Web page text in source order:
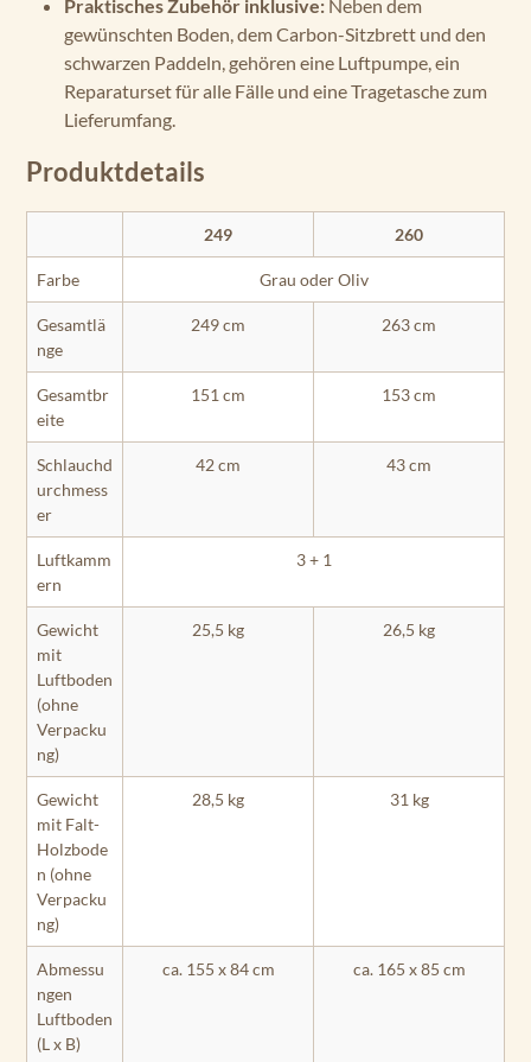
Praktisches Zubehör inklusive: Neben dem
gewünschten Boden, dem Carbon-Sitzbrett und den
schwarzen Paddeln, gehören eine Luftpumpe, ein
Reparaturset für alle Fälle und eine Tragetasche zum
Lieferumfang.
Produktdetails
249 260
Farbe Grau oder Oliv
Gesamtlä
nge
249 cm 263 cm
Gesamtbr
eite
151 cm 153 cm
Schlauchd
urchmess
er
42 cm 43 cm
Luftkamm
ern
3 + 1
Gewicht
mit
Luftboden
(ohne
Verpacku
ng)
25,5 kg 26,5 kg
Gewicht
mit Falt-
Holzbode
n (ohne
Verpacku
ng)
28,5 kg 31 kg
Abmessu
ngen
Luftboden
(L x B)
ca. 155 x 84 cm ca. 165 x 85 cm